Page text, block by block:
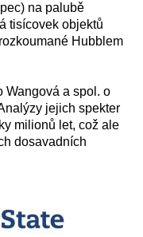
na palubě
tisícovek objektů
Hubblem
Wangová a spol. o
jejich spekter
milionů let, což ale
dosavadních